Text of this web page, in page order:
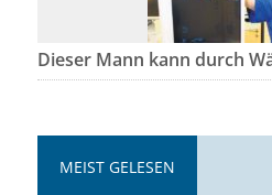
Dieser Mann kann durch
MEIST GELESEN